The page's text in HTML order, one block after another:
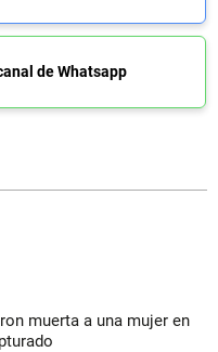
de Whatsapp
muerta a una mujer en